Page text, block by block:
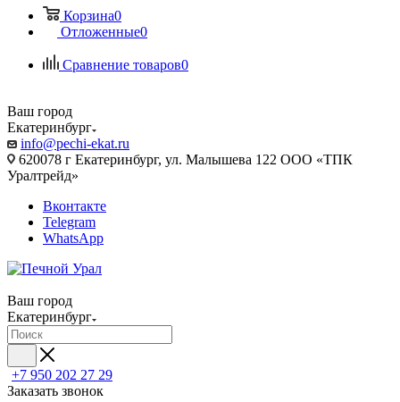
Корзина0
Отложенные0
Сравнение товаров0
Ваш город
Екатеринбург
info@pechi-ekat.ru
620078 г Екатеринбург, ул. Малышева 122 ООО «ТПК
Уралтрейд»
Вконтакте
Telegram
WhatsApp
Ваш город
Екатеринбург
+7 950 202 27 29
Заказать звонок